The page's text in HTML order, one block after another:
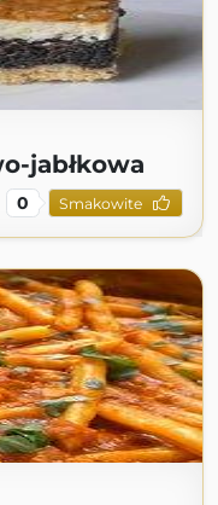
jabłkowa
0 Smakowite